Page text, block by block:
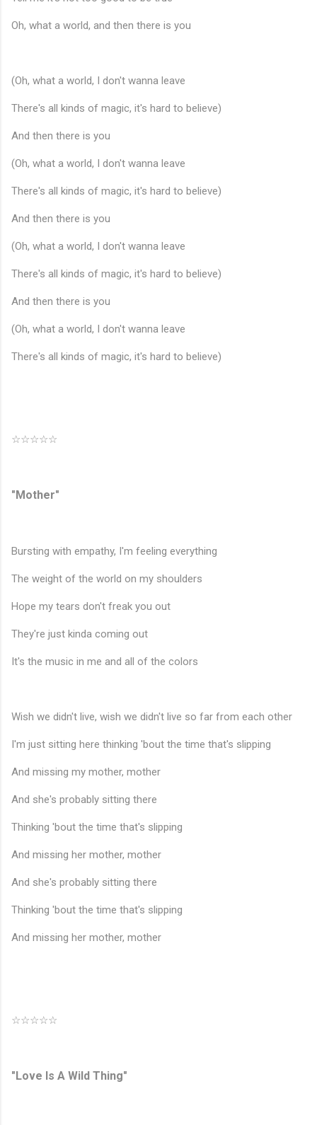
Oh, what a world, and then there is you
(Oh, what a world, I don't wanna leave
There's all kinds of magic, it's hard to believe)
And then there is you
(Oh, what a world, I don't wanna leave
There's all kinds of magic, it's hard to believe)
And then there is you
(Oh, what a world, I don't wanna leave
There's all kinds of magic, it's hard to believe)
And then there is you
(Oh, what a world, I don't wanna leave
There's all kinds of magic, it's hard to believe)
☆☆☆☆☆
"Mother"
Bursting with empathy, I'm feeling everything
The weight of the world on my shoulders
Hope my tears don't freak you out
They're just kinda coming out
It's the music in me and all of the colors
Wish we didn't live, wish we didn't live so far from each other
I'm just sitting here thinking 'bout the time that's slipping
And missing my mother, mother
And she's probably sitting there
Thinking 'bout the time that's slipping
And missing her mother, mother
And she's probably sitting there
Thinking 'bout the time that's slipping
And missing her mother, mother
☆☆☆☆☆
"Love Is A Wild Thing"